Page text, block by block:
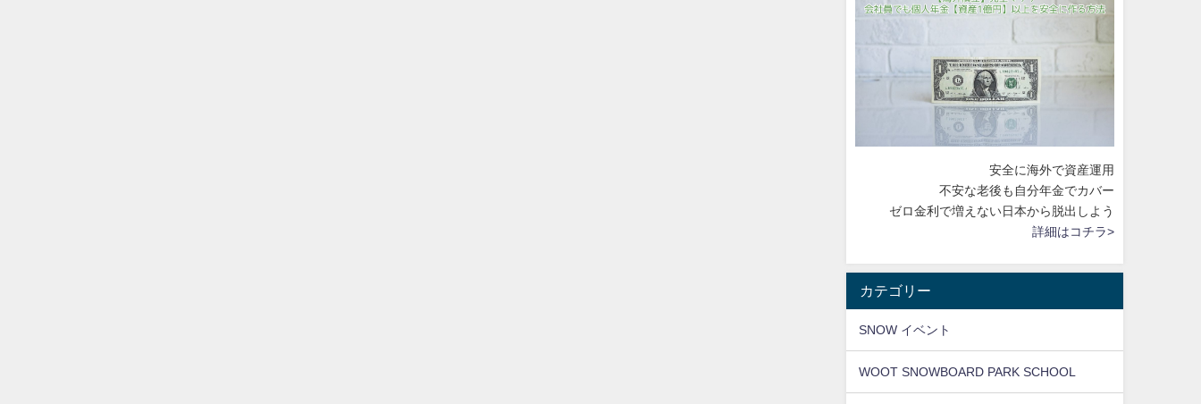
安全に海外で資産運用
不安な老後も自分年金でカバー
ゼロ金利で増えない日本から脱出しよう
詳細はコチラ>
カテゴリー
SNOW イベント
WOOT SNOWBOARD PARK SCHOOL